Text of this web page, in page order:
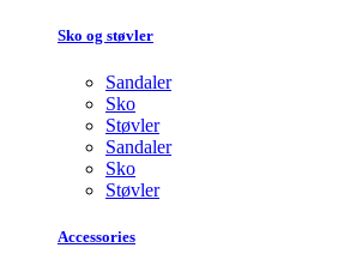
Sko og støvler
Sandaler
Sko
Støvler
Sandaler
Sko
Støvler
Accessories